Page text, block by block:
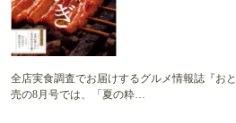
全店実食調査でお届けするグルメ情報誌『お
売の8月号では、「夏の粋…